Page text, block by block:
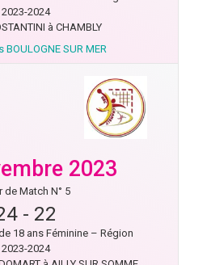
2023-2024
à CHAMBLY
BOULOGNE SUR MER
2023
de Match N° 5
- 22
18 ans Féminine – Région
2023-2024